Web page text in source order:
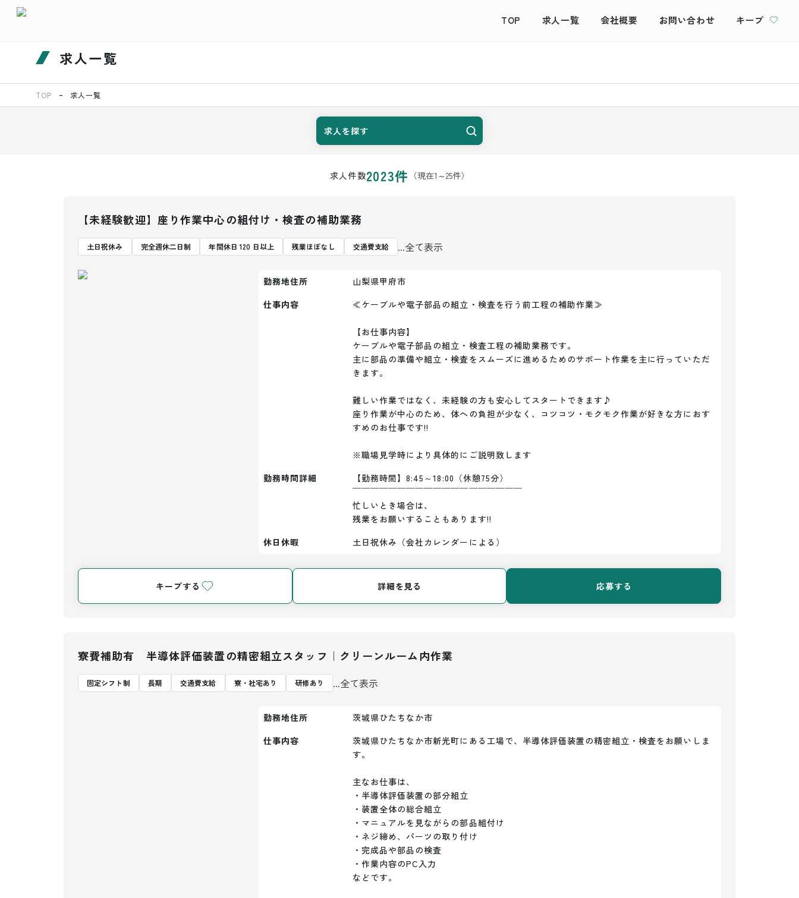
TOP 求人一覧 会社概要 お問い合わせ キープ
求人一覧
TOP 求人一覧
求人を探す
求人件数2023件 （現在1 ～25件）
【未経験歓迎】座り作業中心の組付け・検査の補助業務
土日祝休み 完全週休二日制 年間休日 120 日以上 残業ほぼなし 交通費支給 ...全て表示
勤務地住所
山梨県甲府市
仕事内容
≪ケーブルや電子部品の組立・検査を行う前工程の補助作業≫
【お仕事内容】
ケーブルや電子部品の組立・検査工程の補助業務です。
主に部品の準備や組立・検査をスムーズに進めるためのサポート作業を主に行っていただ
きます。
難しい作業ではなく、未経験の方も安心してスタートできます♪
座り作業が中心のため、体への負担が少なく、コツコツ・モクモク作業が好きな方におす
すめのお仕事です!!
※職場見学時により具体的にご説明致します
勤務時間詳細
【勤務時間】8:45～18:00（休憩75分）
￣￣￣￣￣￣￣￣￣￣￣￣￣￣￣￣￣￣￣
忙しいとき場合は、
残業をお願いすることもあります!!
休日休暇
土日祝休み（会社カレンダーによる）
キープする 詳細を見る 応募する
寮費補助有 半導体評価装置の精密組立スタッフ｜クリーンルーム内作業
固定シフト制 長期 交通費支給 寮・社宅あり 研修あり ...全て表示
勤務地住所
茨城県ひたちなか市
仕事内容
茨城県ひたちなか市新光町にある工場で、半導体評価装置の精密組立・検査をお願いしま
す。
主なお仕事は、
・半導体評価装置の部分組立
・装置全体の総合組立
・マニュアルを見ながらの部品組付け
・ネジ締め、パーツの取り付け
・完成品や部品の検査
・作業内容のPC入力
などです。